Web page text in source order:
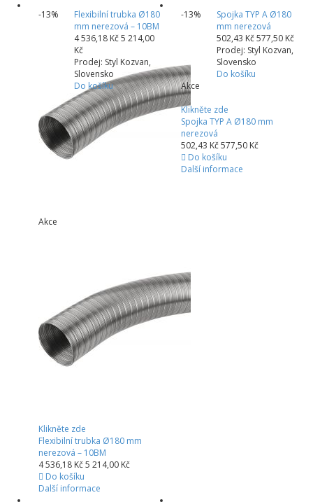
-13%
Flexibilní trubka Ø180
mm nerezová – 10BM
4 536,18 Kč5 214,00
Kč
Prodej: Styl Kozvan,
Slovensko
Do košíku
Akce
Klikněte zde
Flexibilní trubka Ø180 mm
nerezová – 10BM
4 536,18 Kč5 214,00 Kč
Do košíku
Další informace
-13%
Spojka TYP A Ø180
mm nerezová
502,43 Kč577,50 Kč
Prodej: Styl Kozvan,
Slovensko
Do košíku
Akce
Klikněte zde
Spojka TYP A Ø180 mm
nerezová
502,43 Kč577,50 Kč
Do košíku
Další informace